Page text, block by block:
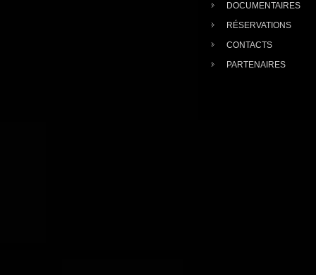
DOCUMENTAIRES
RÉSERVATIONS
CONTACTS
PARTENAIRES